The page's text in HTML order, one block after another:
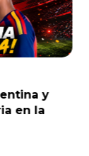
y
en la